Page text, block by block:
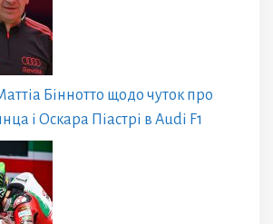
Біннотто щодо чуток про
і Оскара Піастрі в Audi F1